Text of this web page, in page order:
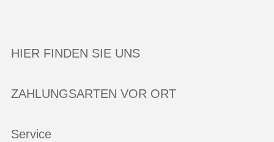
HIER FINDEN SIE UNS
ZAHLUNGSARTEN VOR ORT
Service